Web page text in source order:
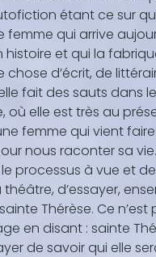
étant ce sur
femme qui arrive
et qui la
chose d’écrit, de
fait des sauts dans
où elle est très au
femme qui vient
nous raconter sa
processus à vue et
d’essayer,
Thérèse. Ce n’est
en disant : sainte
de savoir qui elle